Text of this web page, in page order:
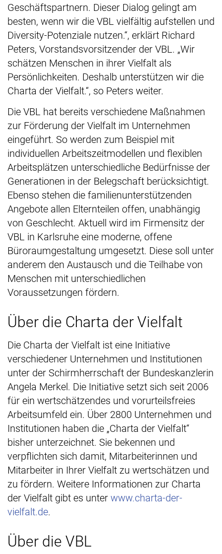
Geschäftspartnern. Dieser Dialog gelingt am
besten, wenn wir die VBL vielfältig aufstellen und
Diversity-Potenziale nutzen.“, erklärt Richard
Peters, Vorstandsvorsitzender der VBL. „Wir
schätzen Menschen in ihrer Vielfalt als
Persönlichkeiten. Deshalb unterstützen wir die
Charta der Vielfalt.“, so Peters weiter.
Die VBL hat bereits verschiedene Maßnahmen
zur Förderung der Vielfalt im Unternehmen
eingeführt. So werden zum Beispiel mit
individuellen Arbeitszeitmodellen und flexiblen
Arbeitsplätzen unterschiedliche Bedürfnisse der
Generationen in der Belegschaft berücksichtigt.
Ebenso stehen die familienunterstützenden
Angebote allen Elternteilen offen, unabhängig
von Geschlecht. Aktuell wird im Firmensitz der
VBL in Karlsruhe eine moderne, offene
Büroraumgestaltung umgesetzt. Diese soll unter
anderem den Austausch und die Teilhabe von
Menschen mit unterschiedlichen
Voraussetzungen fördern.
Über die Charta der Vielfalt
Die Charta der Vielfalt ist eine Initiative
verschiedener Unternehmen und Institutionen
unter der Schirmherrschaft der Bundeskanzlerin
Angela Merkel. Die Initiative setzt sich seit 2006
für ein wertschätzendes und vorurteilsfreies
Arbeitsumfeld ein. Über 2800 Unternehmen und
Institutionen haben die „Charta der Vielfalt“
bisher unterzeichnet. Sie bekennen und
verpflichten sich damit, Mitarbeiterinnen und
Mitarbeiter in Ihrer Vielfalt zu wertschätzen und
zu fördern. Weitere Informationen zur Charta
der Vielfalt gibt es unter www.charta‐der‐
vielfalt.de.
Über die VBL